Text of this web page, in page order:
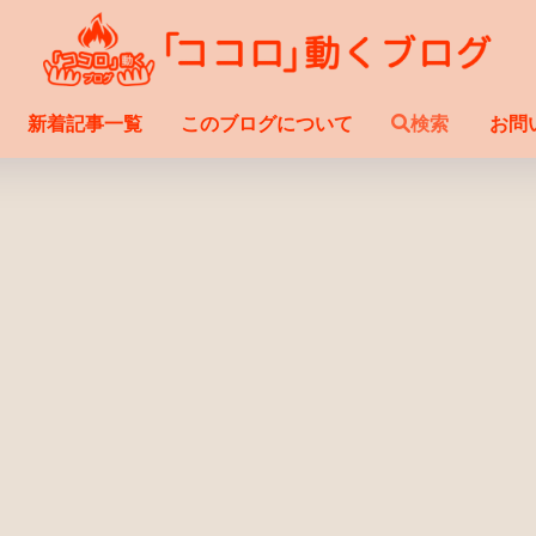
新着記事一覧 このブログについて 検索 お問